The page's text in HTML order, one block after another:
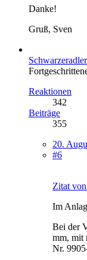
Danke!
Gruß, Sven
Reaktionen
342
Beiträge
355
20.
#6
Zitat
Im
Bei der
mm, mit
Nr.